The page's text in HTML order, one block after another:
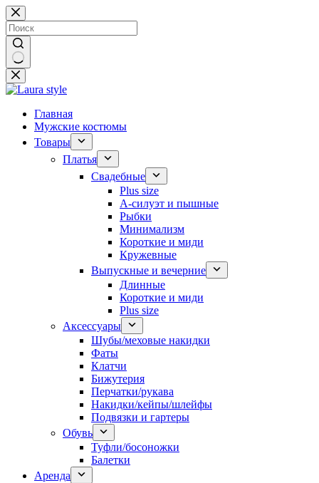
Перейти
к
сути
Ничего
не
Главная
Мужские костюмы
Товары
Платья
Свадебные
Plus size
А-силуэт и пышные
Рыбки
Минимализм
Короткие и миди
Кружевные
Выпускные и вечерние
Длинные
Короткие и миди
Plus size
Аксессуары
Шубы/меховые накидки
Фаты
Клатчи
Бижутерия
Перчатки/рукава
Накидки/кейпы/шлейфы
Подвязки и гартеры
Обувь
Туфли/босоножки
Балетки
Аренда